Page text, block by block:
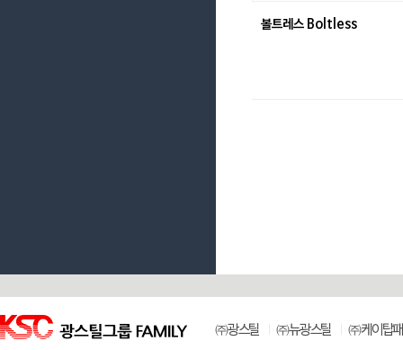
볼트레스 Boltless
㈜광스틸 ㈜뉴광스틸 ㈜케이탑